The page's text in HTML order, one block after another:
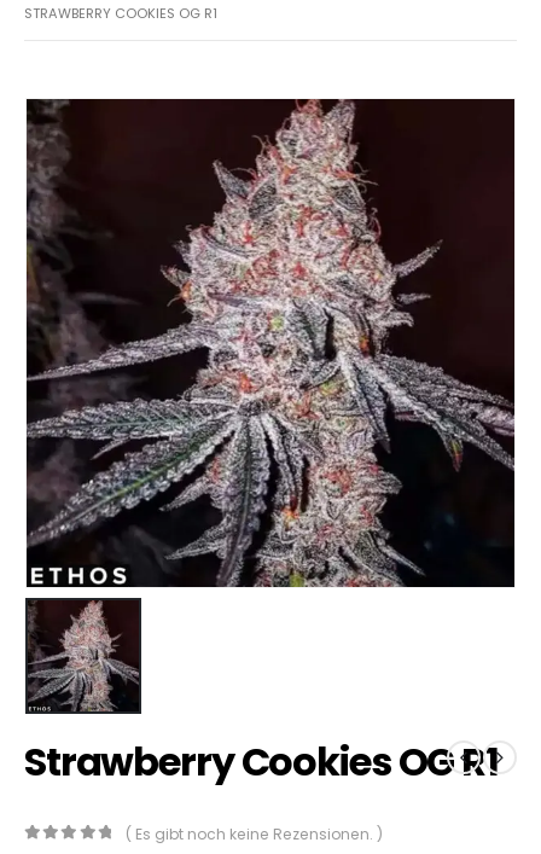
STRAWBERRY COOKIES OG R1
Strawberry Cookies OG R1
( Es gibt noch keine Rezensionen. )